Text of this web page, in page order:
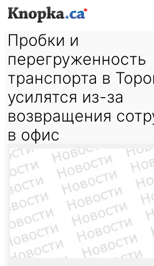
Пробки и
перегруженность
транспорта в
усилятся из-за
возвращения
в офис